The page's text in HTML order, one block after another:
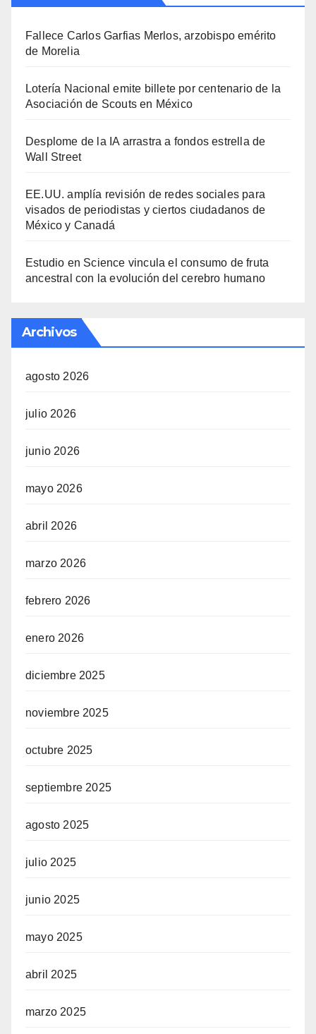
Fallece Carlos Garfias Merlos, arzobispo emérito
de Morelia
Lotería Nacional emite billete por centenario de la
Asociación de Scouts en México
Desplome de la IA arrastra a fondos estrella de
Wall Street
EE.UU. amplía revisión de redes sociales para
visados de periodistas y ciertos ciudadanos de
México y Canadá
Estudio en Science vincula el consumo de fruta
ancestral con la evolución del cerebro humano
Archivos
agosto 2026
julio 2026
junio 2026
mayo 2026
abril 2026
marzo 2026
febrero 2026
enero 2026
diciembre 2025
noviembre 2025
octubre 2025
septiembre 2025
agosto 2025
julio 2025
junio 2025
mayo 2025
abril 2025
marzo 2025